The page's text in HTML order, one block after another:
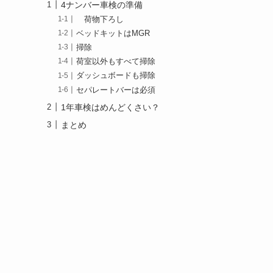
4ナンバー車検の準備
荷物下ろし
ベッドキットはMGR
掃除
荷室以外もすべて掃除
ダッシュボードも掃除
セパレートバーは必須
1年車検はめんどくさい？
まとめ